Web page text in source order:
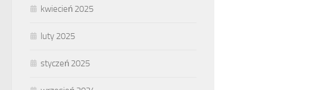
kwiecień 2025
luty 2025
styczeń 2025